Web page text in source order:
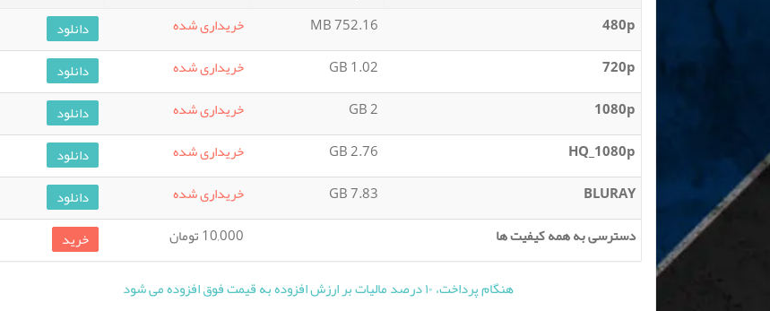
480p
752.16 MB خریداری شده
دانلود
720p
1.02 GB خریداری شده
دانلود
1080p
2 GB خریداری شده
دانلود
HQ_1080p
2.76 GB خریداری شده
دانلود
BLURAY
7.83 GB خریداری شده
دانلود
دسترسی به همه کیفیت ها
10,000 تومان
خرید
هنگام پرداخت، ۱۰ درصد مالیات بر ارزش افزوده به قیمت فوق افزوده می شود